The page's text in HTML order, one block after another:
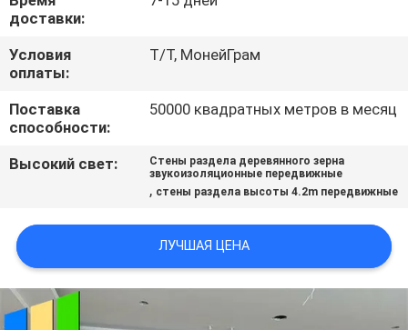
ЦИТАТУ
САЙТА
доставки:
Условия
оплаты:
Т/Т, МонейГрам
Поставка
способности:
50000 квадратных метров в месяц
Высокий свет:
Стены раздела деревянного зерна
звукоизоляционные передвижные
, стены раздела высоты 4.2m передвижные
ЛУЧШАЯ ЦЕНА